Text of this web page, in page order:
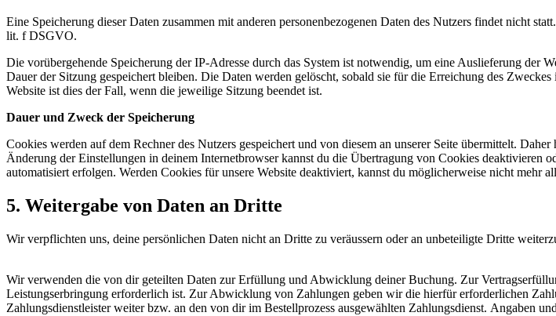
Eine Speicherung dieser Daten zusammen mit anderen personenbezogenen Daten des Nutzers findet nicht
lit. f DSGVO.
Die vorübergehende Speicherung der IP-Adresse durch das System ist notwendig, um eine Auslieferung der
Dauer der Sitzung gespeichert bleiben. Die Daten werden gelöscht, sobald sie für die Erreichung des
Website ist dies der Fall, wenn die jeweilige Sitzung beendet ist.
Dauer und Zweck der Speicherung
Cookies werden auf dem Rechner des Nutzers gespeichert und von diesem an unserer Seite übermittelt.
Änderung der Einstellungen in deinem Internetbrowser kannst du die Übertragung von Cookies deaktivieren
automatisiert erfolgen. Werden Cookies für unsere Website deaktiviert, kannst du möglicherweise nicht mehr
5. Weitergabe von Daten an Dritte
Wir verpflichten uns, deine persönlichen Daten nicht an Dritte zu veräussern oder an unbeteiligte Dritte
Wir verwenden die von dir geteilten Daten zur Erfüllung und Abwicklung deiner Buchung. Zur
Leistungserbringung erforderlich ist. Zur Abwicklung von Zahlungen geben wir die hierfür erforderlichen
Zahlungsdienstleister weiter bzw. an den von dir im Bestellprozess ausgewählten Zahlungsdienst. Angaben